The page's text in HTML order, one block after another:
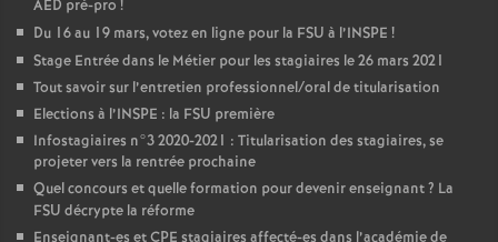
AED pré-pro !
Du 16 au 19 mars, votez en ligne pour la FSU à l’INSPE !
Stage Entrée dans le Métier pour les stagiaires le 26 mars 2021
Tout savoir sur l’entretien professionnel/oral de titularisation
Elections à l’INSPE : la FSU première
Infostagiaires n°3 2020-2021 : Titularisation des stagiaires, se
projeter vers la rentrée prochaine
Quel concours et quelle formation pour devenir enseignant? La
FSU décrypte la réforme